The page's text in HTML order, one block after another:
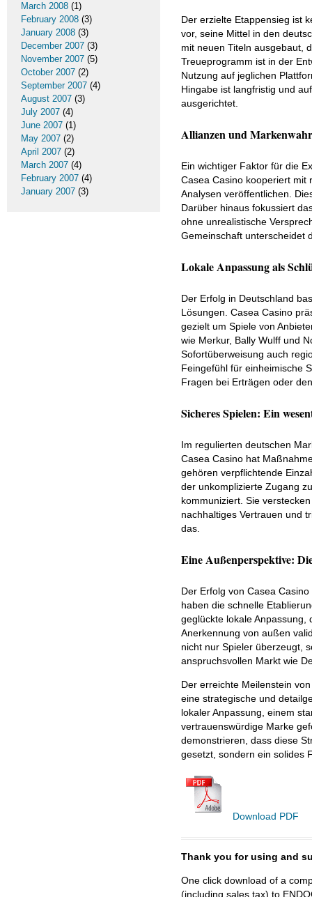
Der erzielte Etappensieg ist
vor, seine Mittel in den
mit neuen Titeln ausgebaut,
Treueprogramm ist in der
Nutzung auf jeglichen
Hingabe ist langfristig und
ausgerichtet.
Allianzen und
Ein wichtiger Faktor für die
Casea Casino kooperiert mit
Analysen veröffentlichen.
Darüber hinaus fokussiert
ohne unrealistische
Gemeinschaft unterscheidet
Lokale Anpassung als
Der Erfolg in Deutschland
Lösungen. Casea Casino
gezielt um Spiele von
wie Merkur, Bally Wulff und
Sofortüberweisung auch
Feingefühl für einheimische
Fragen bei Erträgen oder
Sicheres Spielen: Ein
Im regulierten deutschen
Casea Casino hat
gehören verpflichtende
der unkomplizierte Zugang
kommuniziert. Sie
nachhaltiges Vertrauen und
das.
Eine Außenperspektive:
Der Erfolg von Casea
haben die schnelle
geglückte lokale Anpassung,
Anerkennung von außen
nicht nur Spieler überzeugt,
anspruchsvollen Markt wie
Der erreichte Meilenstein
eine strategische und
lokaler Anpassung, einem
vertrauenswürdige Marke
demonstrieren, dass diese
gesetzt, sondern ein solides
Download PDF
Thank you for using and
One click download of a
(including sales tax) to
March 2008 (1)
February 2008 (3)
January 2008 (3)
December 2007 (3)
November 2007 (5)
October 2007 (2)
September 2007 (4)
August 2007 (3)
July 2007 (4)
June 2007 (1)
May 2007 (2)
April 2007 (2)
March 2007 (4)
February 2007 (4)
January 2007 (3)